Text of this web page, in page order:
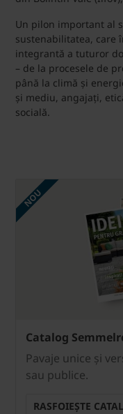
Un pilon important al
sustenabilitatea, care
integrantă a tuturor
– de la procesele de
până la climă și
și mediu, angajați,
socială.
Catalog
Pavaje unice și
sau publice.
RASFOIEȘTE
NOU